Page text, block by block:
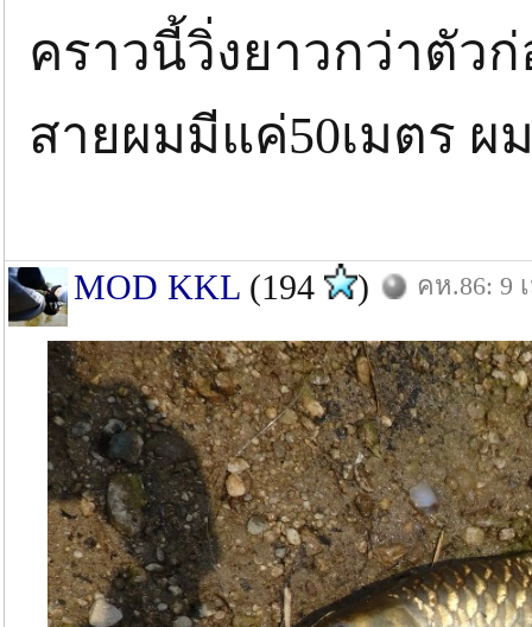
คราวนี้วิ่งยาวกว่าตัว
สายผมมีแค่50เมตร ผ
MOD KKL (194 ) คห.86: 9